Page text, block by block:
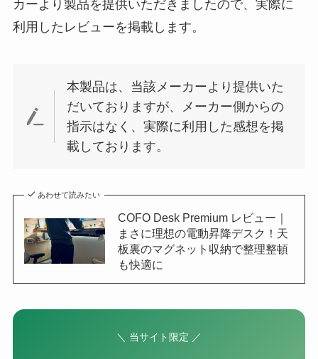
カーより製品を提供いただきましたので、実際に
利用したレビューを掲載します。
本製品は、当該メーカーより提供いた
だいておりますが、メーカー側からの
指示はなく、実際に利用した感想を掲
載しております。
あわせて読みたい
COFO Desk Premium レビュー｜
まさに理想の電動昇降デスク！天
板裏のマグネット収納で整理整頓
も快適に
＼ 当サイト限定 ／